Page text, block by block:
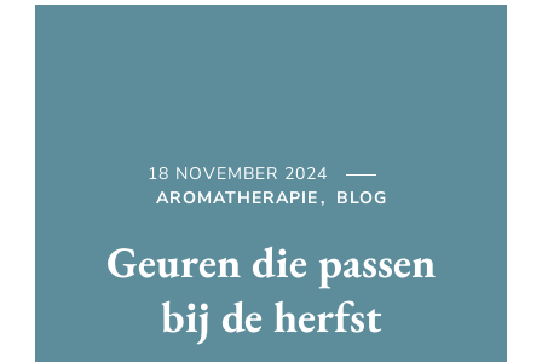
18 NOVEMBER 2024
AROMATHERAPIE
BLOG
Geuren die passen
bij de herfst